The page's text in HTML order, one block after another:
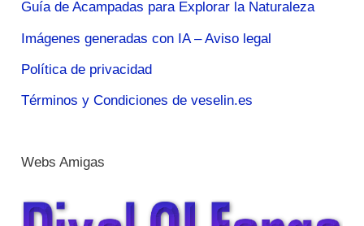
Guía de Acampadas para Explorar la Naturaleza
Imágenes generadas con IA – Aviso legal
Política de privacidad
Términos y Condiciones de veselin.es
Webs Amigas